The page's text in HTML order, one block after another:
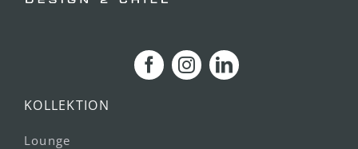
KOLLEKTION
Lounge